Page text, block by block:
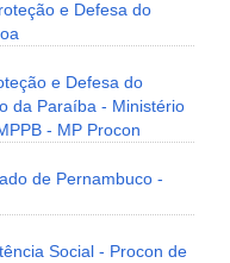
e Defesa do
e Defesa do
da Paraíba - Ministério
- MP Procon
de Pernambuco -
Social - Procon de